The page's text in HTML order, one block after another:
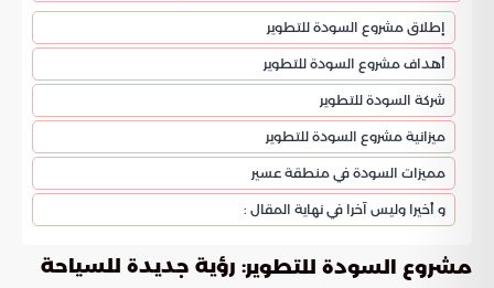
إطلاق مشروع السودة للتطوير
أهداف مشروع السودة للتطوير
شركة السودة للتطوير
ميزانية مشروع السودة للتطوير
مميزات السودة في منطقة عسير
و أخيرا وليس آخرا في نهاية المقال :
مشروع السودة للتطوير: رؤية جديدة للسياحة